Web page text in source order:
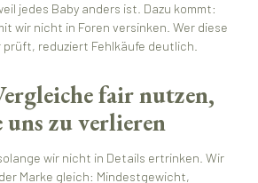
jedes Baby anders ist. Dazu kommt:
wir nicht in Foren versinken. Wer diese
prüft, reduziert Fehlkäufe deutlich.
fair nutzen,
uns zu verlieren
wir nicht in Details ertrinken. Wir
Marke gleich: Mindestgewicht,